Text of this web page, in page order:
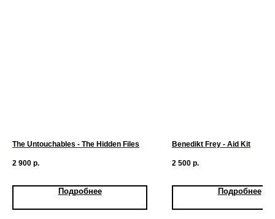
The Untouchables - The Hidden Files
2 900 р.
Подробнее
Benedikt Frey - Aid Kit
2 500 р.
Подробнее